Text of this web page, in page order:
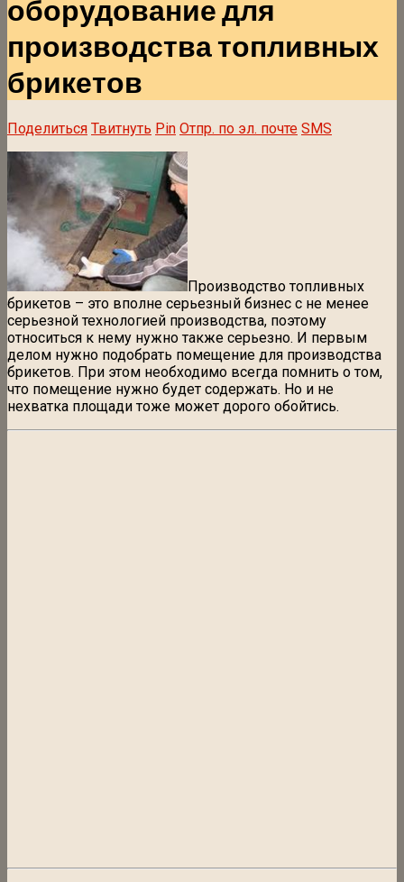
оборудование для
производства топливных
брикетов
Поделиться Твитнуть Pin Отпр. по эл. почте SMS
Производство топливных
брикетов – это вполне серьезный бизнес с не менее
серьезной технологией производства, поэтому
относиться к нему нужно также серьезно. И первым
делом нужно подобрать помещение для производства
брикетов. При этом необходимо всегда помнить о том,
что помещение нужно будет содержать. Но и не
нехватка площади тоже может дорого обойтись.